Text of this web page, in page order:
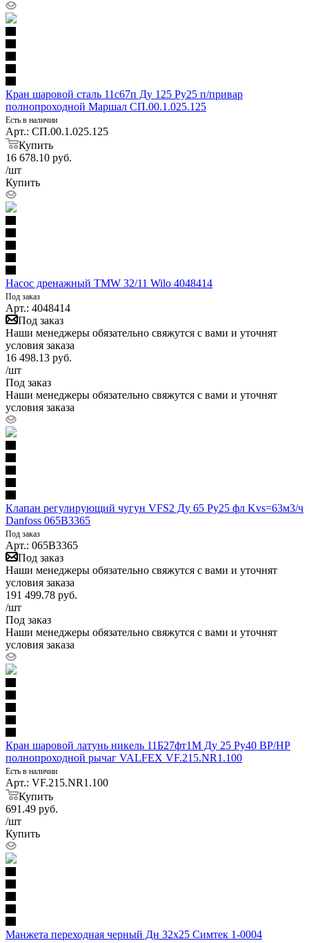
Кран шаровой сталь 11с67п Ду 125 Ру25 п/привар
полнопроходной Маршал СП.00.1.025.125
Есть в наличии
Арт.: СП.00.1.025.125
Купить
16 678.10 руб.
/шт
Купить
Насос дренажный TMW 32/11 Wilo 4048414
Под заказ
Арт.: 4048414
Под заказ
Наши менеджеры обязательно свяжутся с вами и уточнят
условия заказа
16 498.13 руб.
/шт
Под заказ
Наши менеджеры обязательно свяжутся с вами и уточнят
условия заказа
Клапан регулирующий чугун VFS2 Ду 65 Ру25 фл Kvs=63м3/ч
Danfoss 065B3365
Под заказ
Арт.: 065B3365
Под заказ
Наши менеджеры обязательно свяжутся с вами и уточнят
условия заказа
191 499.78 руб.
/шт
Под заказ
Наши менеджеры обязательно свяжутся с вами и уточнят
условия заказа
Кран шаровой латунь никель 11Б27фт1М Ду 25 Ру40 ВР/НР
полнопроходной рычаг VALFEX VF.215.NR1.100
Есть в наличии
Арт.: VF.215.NR1.100
Купить
691.49 руб.
/шт
Купить
Манжета переходная черный Дн 32х25 Симтек 1-0004